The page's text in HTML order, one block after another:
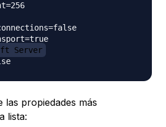
Server
las propiedades más
lista: